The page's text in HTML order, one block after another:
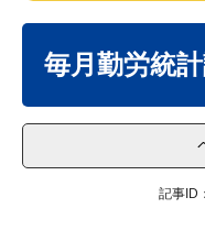
毎月勤労統
記事ID